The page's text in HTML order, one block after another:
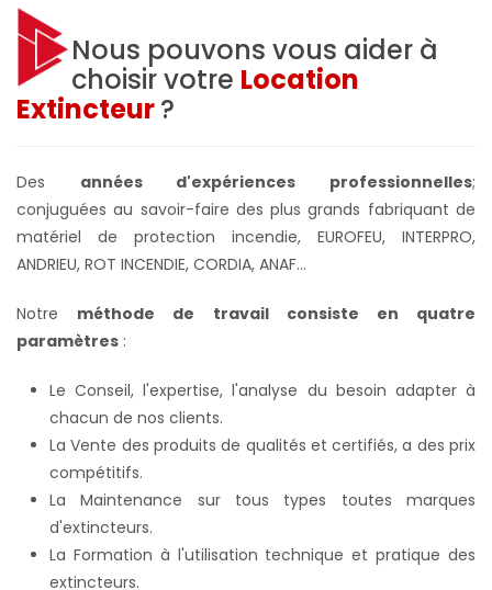
Nous pouvons vous aider à
choisir votre Location
Extincteur?
Des années d'expériences professionnelles;
conjuguées au savoir-faire des plus grands fabriquant de
matériel de protection incendie, EUROFEU, INTERPRO,
ANDRIEU, ROT INCENDIE, CORDIA, ANAF...
Notre méthode de travail consiste en quatre
paramètres :
Le Conseil, l'expertise, l'analyse du besoin adapter à
chacun de nos clients.
La Vente des produits de qualités et certifiés, a des prix
compétitifs.
La Maintenance sur tous types toutes marques
d'extincteurs.
La Formation à l'utilisation technique et pratique des
extincteurs.